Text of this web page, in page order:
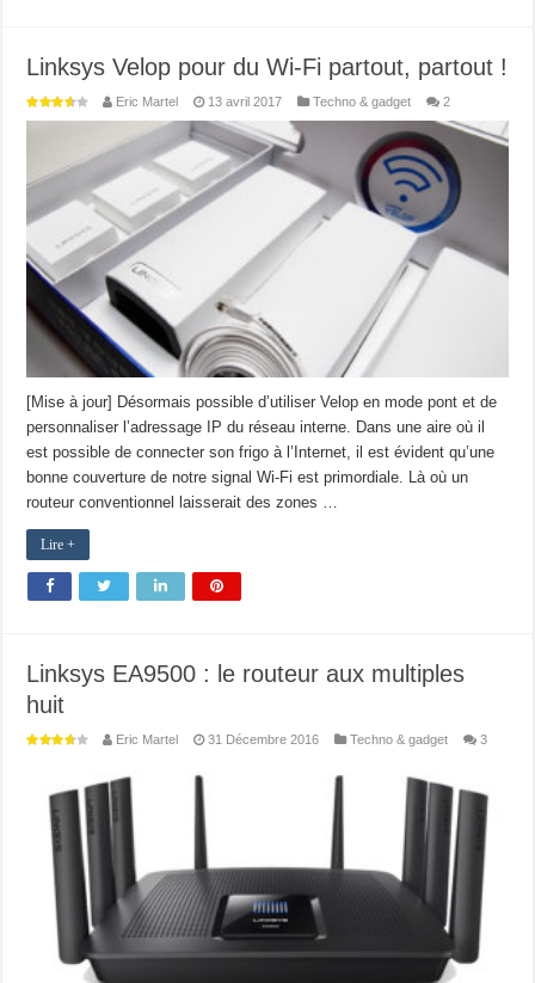
Linksys Velop pour du Wi-Fi partout, partout !
Eric Martel 13 avril 2017 Techno & gadget 2
[Mise à jour] Désormais possible d’utiliser Velop en mode pont et de
personnaliser l’adressage IP du réseau interne. Dans une aire où il
est possible de connecter son frigo à l’Internet, il est évident qu’une
bonne couverture de notre signal Wi-Fi est primordiale. Là où un
routeur conventionnel laisserait des zones …
Lire +
Linksys EA9500 : le routeur aux multiples
huit
Eric Martel 31 Décembre 2016 Techno & gadget 3